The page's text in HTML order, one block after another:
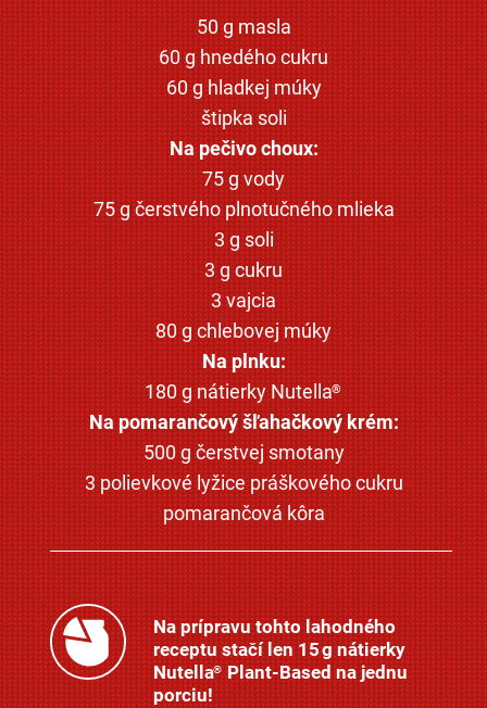
50 g masla
60 g hnedého cukru
60 g hladkej múky
štipka soli
Na pečivo choux:
75 g vody
75 g čerstvého plnotučného mlieka
3 g soli
3 g cukru
3 vajcia
80 g chlebovej múky
Na plnku:
180 g nátierky Nutella®
Na pomarančový šľahačkový krém:
500 g čerstvej smotany
3 polievkové lyžice práškového cukru
pomarančová kôra
Na prípravu tohto lahodného
receptu stačí len 15 g nátierky
Nutella® Plant-Based na jednu
porciu!